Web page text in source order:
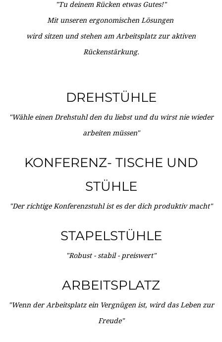
"Tu deinem Rücken etwas Gutes!"
Mit unseren ergonomischen Lösungen
wird sitzen und stehen am Arbeitsplatz zur aktiven
Rückenstärkung.
DREHSTÜHLE
"Wähle einen Drehstuhl den du liebst und du wirst nie wieder
arbeiten müssen"
KONFERENZ- TISCHE UND
STÜHLE
"Der richtige Konferenzstuhl ist es der dich produktiv macht"
STAPELSTÜHLE
"Robust - stabil - preiswert"
ARBEITSPLATZ
"Wenn der Arbeitsplatz ein Vergnügen ist, wird das Leben zur
Freude"